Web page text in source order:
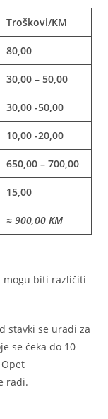
Troškovi/KM
80,00
30,00 – 50,00
30,00 -50,00
10,00 -20,00
650,00 – 700,00
15,00
≈ 900,00 KM
mogu biti različiti
stavki se uradi za
se čeka do 10
radi.